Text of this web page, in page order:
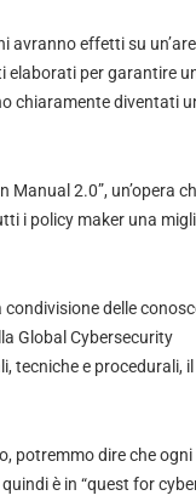
avranno effetti su
elaborati per garantire
chiaramente diventati
2.0”, un’opera
i policy maker una
delle
Global Cybersecurity
tecniche e procedurali, il
potremmo dire che ogni
è in “quest for